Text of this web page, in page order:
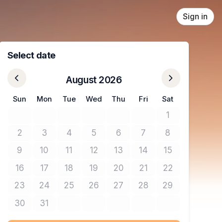
Sign in
Select date
August 2026
Sun Mon Tue Wed Thu Fri Sat
1No tickets
2No tickets available
3No tickets available
4No tickets available
5No tickets available
6No tickets available
7No tickets available
8No tickets
9No tickets available
10No tickets available
11No tickets available
12No tickets available
13No tickets available
14No tickets available
15No tickets
16No tickets available
17No tickets available
18No tickets available
19No tickets available
20No tickets available
21No tickets available
22No tickets
23No tickets available
24No tickets available
25No tickets available
26No tickets available
27No tickets available
28No tickets available
29No tickets
30No tickets available
31No tickets available